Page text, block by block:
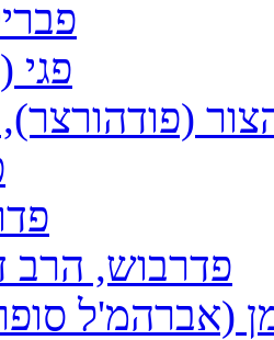
פגי
פדרבוש, הרב
(אברהמ'ל